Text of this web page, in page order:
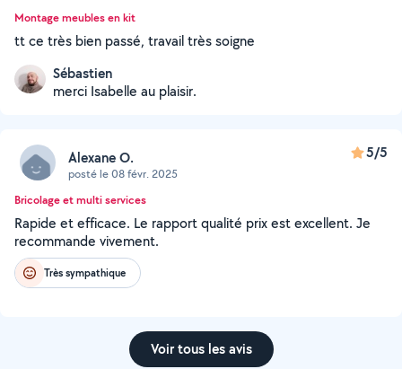
Montage meubles en kit
tt ce très bien passé, travail très soigne
Sébastien
merci Isabelle au plaisir.
Alexane O.
posté le 08 févr. 2025
5/5
Bricolage et multi services
Rapide et efficace. Le rapport qualité prix est excellent. Je
recommande vivement.
Très sympathique
Voir tous les avis